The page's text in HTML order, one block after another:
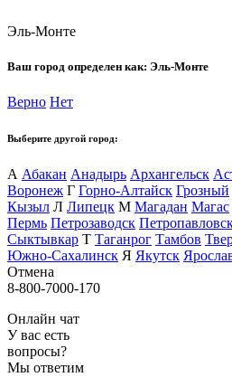
Эль-Монте
Ваш город определен как: Эль-Монте
Верно Нет
Выберите другой город:
А Абакан Анадырь Архангельск
Воронеж Г Горно-Алтайск Грозный
Кызыл Л Липецк М Магадан Магас
Пермь Петрозаводск
Сыктывкар Т Таганрог Тамбов
Южно-Сахалинск Я Якутск
Отмена
8-800-7000-170
Онлайн чат
У вас есть
вопросы?
Мы ответим